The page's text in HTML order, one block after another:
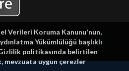
Verileri Koruma Kanunu'nun,
Yükümlülüğü başlıklı
politikasında belirtilen
mevzuata uygun çerezler